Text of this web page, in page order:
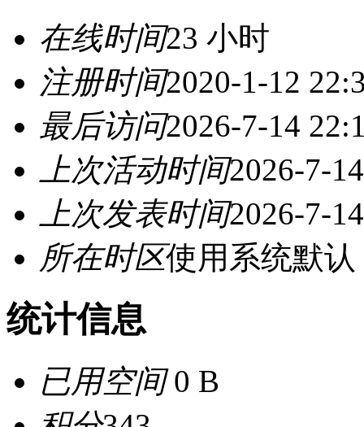
在线时间23 小时
注册时间2020-1-12
最后访问2026-7-14
上次活动时间2026-7-
上次发表时间2026-7-
所在时区使用系统默认
统计信息
已用空间0 B